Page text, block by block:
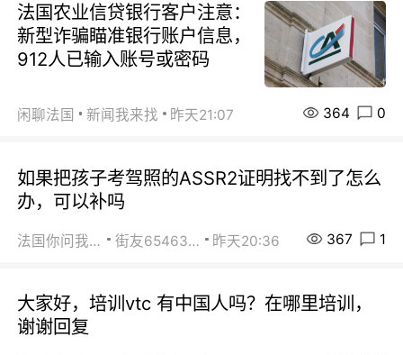
法国农业信贷银行客户注意：
新型诈骗瞄准银行账户信息，
912人已输入账号或密码
闲聊法国 新闻我来找 昨天21:07 364 0
如果把孩子考驾照的ASSR2证明找不到了怎么
办，可以补吗
法国你问我答 街友65463281 昨天20:36 367 1
大家好，培训vtc 有中国人吗？在哪里培训，
谢谢回复